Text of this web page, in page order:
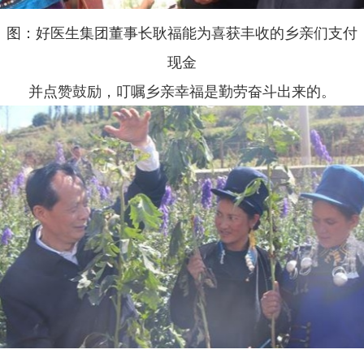
图：好医生集团董事长耿福能为喜获丰收的乡亲们支付
现金
并点赞鼓励，叮嘱乡亲幸福是勤劳奋斗出来的。